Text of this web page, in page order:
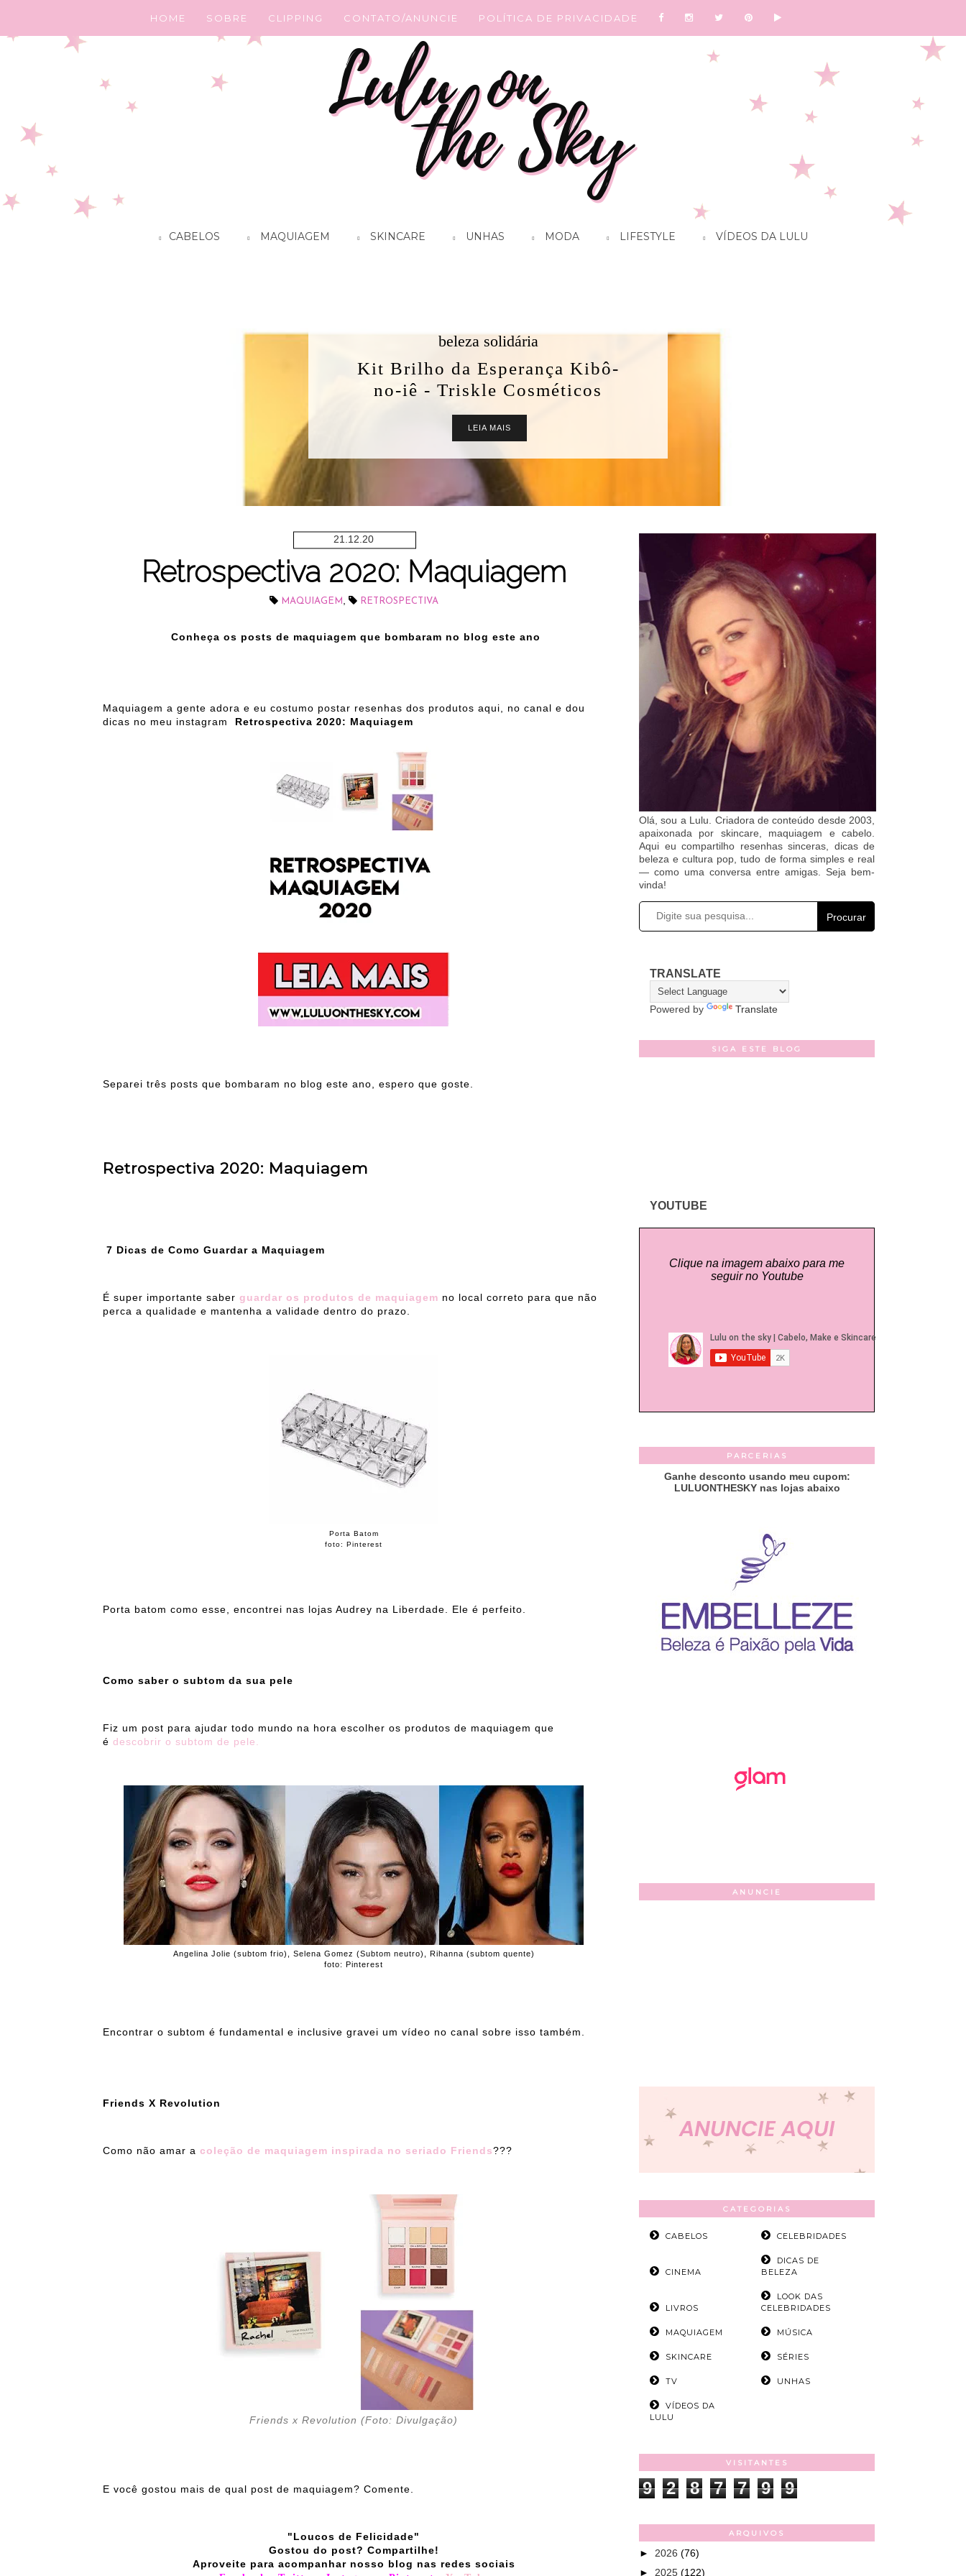
HOME SOBRE CLIPPING CONTATO/ANUNCIE POLÍTICA DE PRIVACIDADE
CABELOS MAQUIAGEM SKINCARE UNHAS MODA LIFESTYLE VÍDEOS DA LULU
beleza solidária
Kit Brilho da Esperança Kibô-
no-iê - Triskle Cosméticos
LEIA MAIS
21.12.20
Retrospectiva 2020: Maquiagem
MAQUIAGEM RETROSPECTIVA
Conheça os posts de maquiagem que bombaram no blog este ano
Maquiagem a gente adora e eu costumo postar resenhas dos produtos aqui, no canal e dou
dicas no meu instagram Retrospectiva 2020: Maquiagem
Separei três posts que bombaram no blog este ano, espero que goste.
Retrospectiva 2020: Maquiagem
7 Dicas de Como Guardar a Maquiagem
É super importante saber guardar os produtos de maquiagem no local correto para que não
perca a qualidade e mantenha a validade dentro do prazo.
Porta Batom
foto: Pinterest
Porta batom como esse, encontrei nas lojas Audrey na Liberdade. Ele é perfeito.
Como saber o subtom da sua pele
Fiz um post para ajudar todo mundo na hora escolher os produtos de maquiagem que
é descobrir o subtom de pele.
Angelina Jolie (subtom frio), Selena Gomez (Subtom neutro), Rihanna (subtom quente)
foto: Pinterest
Encontrar o subtom é fundamental e inclusive gravei um vídeo no canal sobre isso também.
Friends X Revolution
Como não amar a coleção de maquiagem inspirada no seriado Friends???
Friends x Revolution (Foto: Divulgação)
E você gostou mais de qual post de maquiagem? Comente.
"Loucos de Felicidade"
Gostou do post? Compartilhe!
Aproveite para acompanhar nosso blog nas redes sociais
Olá, sou a Lulu. Criadora de conteúdo desde 2003,
apaixonada por skincare, maquiagem e cabelo.
Aqui eu compartilho resenhas sinceras, dicas de
beleza e cultura pop, tudo de forma simples e real
— como uma conversa entre amigas. Seja bem-
vinda!
Procurar
TRANSLATE
Powered by Translate
SIGA ESTE BLOG
YOUTUBE
Clique na imagem abaixo para me
seguir no Youtube
PARCERIAS
Ganhe desconto usando meu cupom:
LULUONTHESKY nas lojas abaixo
ANUNCIE
CATEGORIAS
CABELOS CELEBRIDADES
CINEMA
DICAS DE
BELEZA
LIVROS
LOOK DAS
CELEBRIDADES
MAQUIAGEM MÚSICA
SKINCARE SÉRIES
TV UNHAS
VÍDEOS DA
LULU
VISITANTES
9 2 8 7 7 9 9
ARQUIVOS
► 2026 (76)
► 2025 (122)